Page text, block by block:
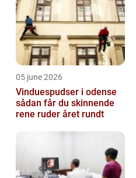
05 june 2026
Vinduespudser i odense
sådan får du skinnende
rene ruder året rundt